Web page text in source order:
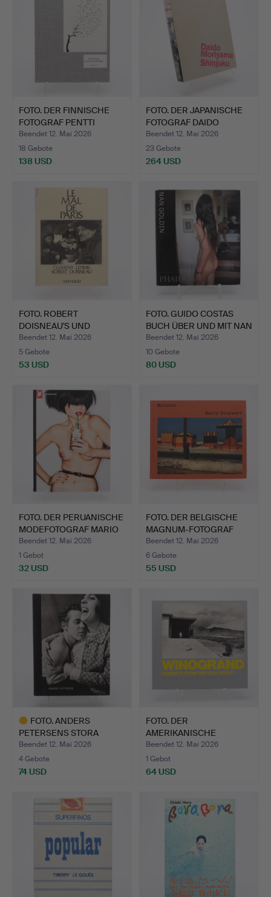
FOTO. DER FINNISCHE
FOTOGRAF PENTTI
SAMMAL…
Beendet 12. Mai 2026
18 Gebote
138 USD
FOTO. DER JAPANISCHE
FOTOGRAF DAIDO
MORIYA…
Beendet 12. Mai 2026
23 Gebote
264 USD
FOTO. ROBERT
DOISNEAU'S UND
CLEMENT LEIPID…
Beendet 12. Mai 2026
5 Gebote
53 USD
FOTO. GUIDO COSTAS
BUCH ÜBER UND MIT NAN
G…
Beendet 12. Mai 2026
10 Gebote
80 USD
FOTO. DER PERUANISCHE
MODEFOTOGRAF MARIO
T…
Beendet 12. Mai 2026
1 Gebot
32 USD
FOTO. DER BELGISCHE
MAGNUM-FOTOGRAF
HARRY …
Beendet 12. Mai 2026
6 Gebote
55 USD
FOTO. ANDERS
PETERSENS STORA
SAMLINGSVERK …
Beendet 12. Mai 2026
4 Gebote
74 USD
Objekt
FOTO. DER
AMERIKANISCHE
FOTOGRAF GARRY WIN…
Beendet 12. Mai 2026
1 Gebot
64 USD